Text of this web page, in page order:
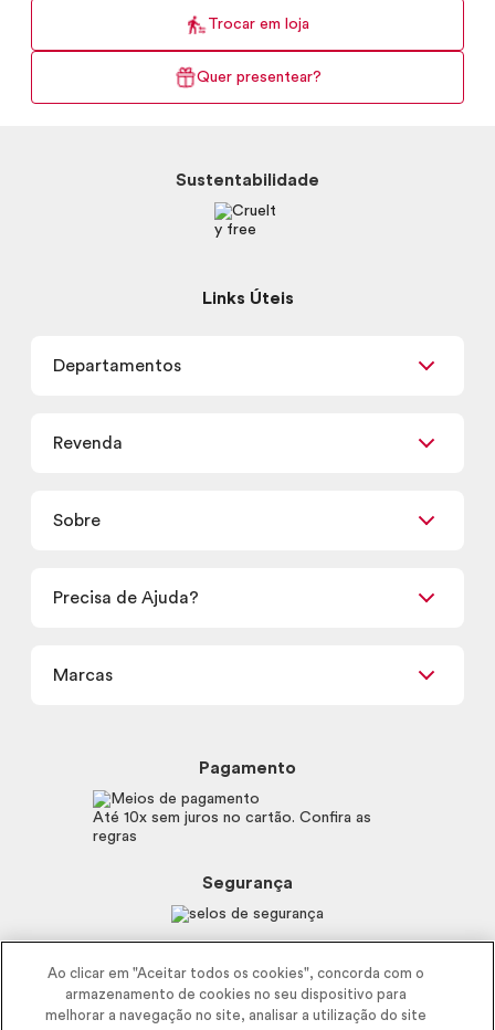
Trocar em loja
Quer presentear?
Sustentabilidade
Links Úteis
Departamentos
Skincare
Revenda
Quero ser Revendedor
Sobre
Nossas Lojas
Código de defesa do consumidor
Trabalhe com a gente
Recomendações Covid19
Precisa de Ajuda?
Frete e Entrega
Fale Conosco
E-mail
Marcas
Pagamento
Até 10x sem juros no cartão. Confira as
regras
Segurança
Ao clicar em "Aceitar todos os cookies", concorda com o
armazenamento de cookies no seu dispositivo para
melhorar a navegação no site, analisar a utilização do site